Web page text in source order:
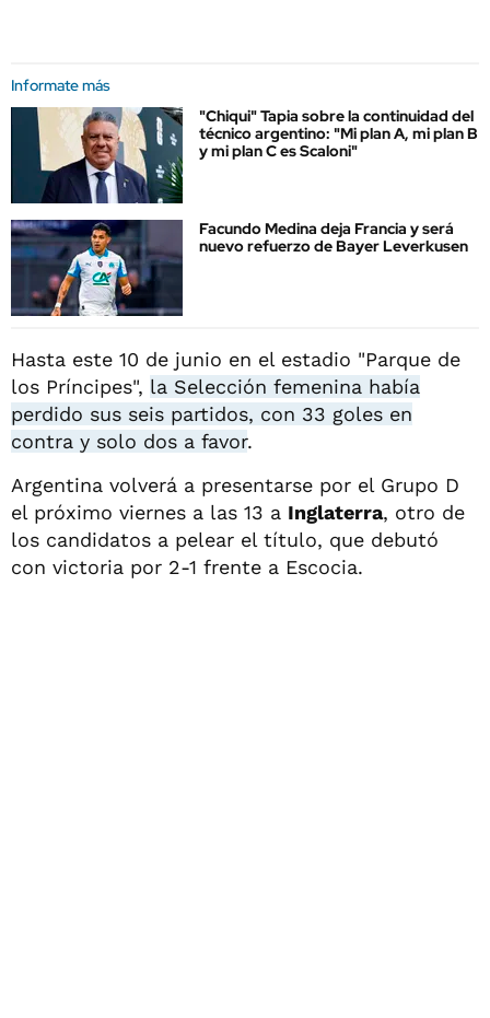
Informate más
"Chiqui" Tapia sobre la continuidad del
técnico argentino: "Mi plan A, mi plan B
y mi plan C es Scaloni"
Facundo Medina deja Francia y será
nuevo refuerzo de Bayer Leverkusen
Hasta este 10 de junio en el estadio "Parque de
los Príncipes", la Selección femenina había
perdido sus seis partidos, con 33 goles en
contra y solo dos a favor.
Argentina volverá a presentarse por el Grupo D
el próximo viernes a las 13 a Inglaterra, otro de
los candidatos a pelear el título, que debutó
con victoria por 2-1 frente a Escocia.